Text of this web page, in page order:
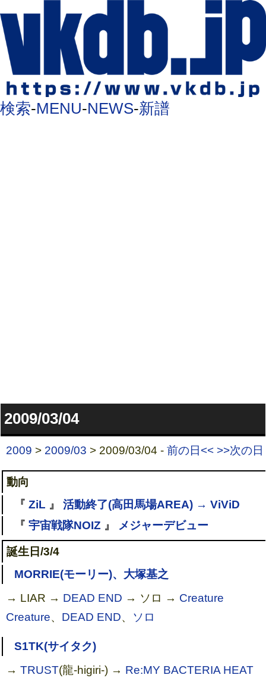
検索-MENU-NEWS-新譜
2009/03/04
2009 > 2009/03 > 2009/03/04 -前の日<< >>次の日
動向
『 ZiL 』 活動終了(高田馬場AREA) → ViViD
『 宇宙戦隊NOIZ 』 メジャーデビュー
誕生日/3/4
MORRIE(モーリー)、大塚基之
→ LIAR → DEAD END → ソロ → Creature
Creature、 DEAD END、 ソロ
S1TK(サイタク)
→TRUST(龍-higiri-) → Re:MY BACTERIA HEAT